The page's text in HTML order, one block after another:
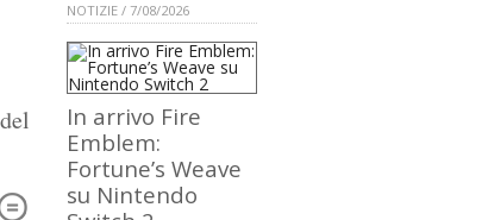
NOTIZIE / 7/08/2026
In arrivo Fire
Emblem:
Fortune’s Weave
su Nintendo